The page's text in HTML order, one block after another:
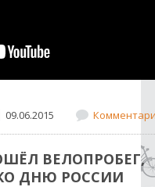
09.06.2015
ВЕЛОПРОБЕГ,
ДНЮ РОССИИ